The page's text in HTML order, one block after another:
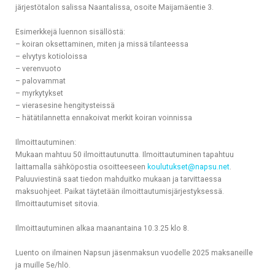
järjestötalon salissa Naantalissa, osoite Maijamäentie 3.
Esimerkkejä luennon sisällöstä:
– koiran oksettaminen, miten ja missä tilanteessa
– elvytys kotioloissa
– verenvuoto
– palovammat
– myrkytykset
– vierasesine hengitysteissä
– hätätilannetta ennakoivat merkit koiran voinnissa
Ilmoittautuminen:
Mukaan mahtuu 50 ilmoittautunutta. Ilmoittautuminen tapahtuu
laittamalla sähköpostia osoitteeseen koulutukset@napsu.net
Paluuviestinä saat tiedon mahduitko mukaan ja tarvittaessa
maksuohjeet. Paikat täytetään ilmoittautumisjärjestyksessä.
Ilmoittautumiset sitovia.
Ilmoittautuminen alkaa maanantaina 10.3.25 klo 8.
Luento on ilmainen Napsun jäsenmaksun vuodelle 2025 maksaneille
ja muille 5e/hlö.